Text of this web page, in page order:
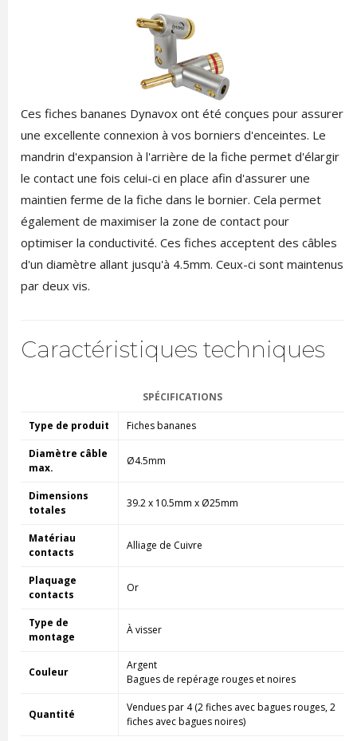
Ces fiches bananes Dynavox ont été conçues pour assurer
une excellente connexion à vos borniers d'enceintes. Le
mandrin d'expansion à l'arrière de la fiche permet d'élargir
le contact une fois celui-ci en place afin d'assurer une
maintien ferme de la fiche dans le bornier. Cela permet
également de maximiser la zone de contact pour
optimiser la conductivité. Ces fiches acceptent des câbles
d'un diamètre allant jusqu'à 4.5mm. Ceux-ci sont maintenus
par deux vis.
Caractéristiques techniques
SPÉCIFICATIONS
Type de produit Fiches bananes
Diamètre câble
max.
Ø4.5mm
Dimensions
totales
39.2 x 10.5mm x Ø25mm
Matériau
contacts
Alliage de Cuivre
Plaquage
contacts
Or
Type de
montage
À visser
Couleur
Argent
Bagues de repérage rouges et noires
Quantité
Vendues par 4 (2 fiches avec bagues rouges, 2
fiches avec bagues noires)